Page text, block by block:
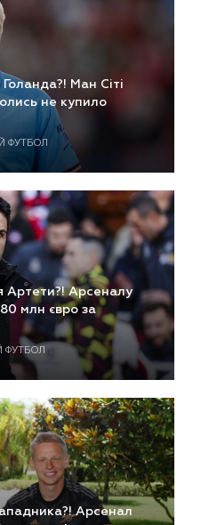
Ман Сіті
не купило
ФУТБОЛ
Артети?! Арсеналу
млн євро за
ФУТБОЛ
Арсенал